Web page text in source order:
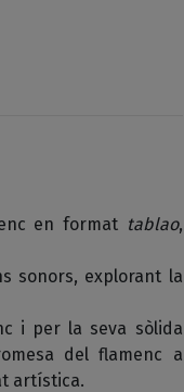
en format tablao,
sonors, explorant la
i per la seva sòlida
del flamenc a
artística.